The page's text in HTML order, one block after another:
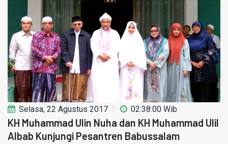
Selasa, 22 Agustus 2017 02:38:00 Wib
KH Muhammad Ulin Nuha dan KH Muhammad Ulil
Albab Kunjungi Pesantren Babussalam